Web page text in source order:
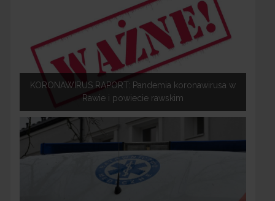
KORONAWIRUS RAPORT: Pandemia koronawirusa w
Rawie i powiecie rawskim